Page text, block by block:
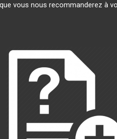
vous nous recommanderez à